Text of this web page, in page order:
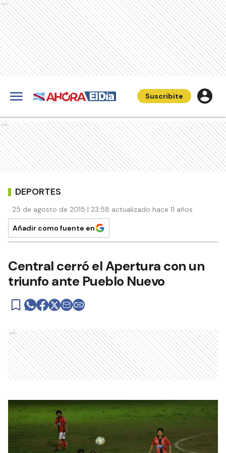
Ads
Suscribite
Ads
DEPORTES
25 de agosto de 2015 | 23:58 actualizado hace 11 años
Añadir como fuente en
Central cerró el Apertura con un
triunfo ante Pueblo Nuevo
Ads